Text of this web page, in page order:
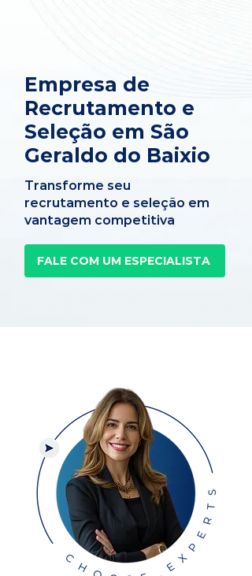
Empresa de
Recrutamento e
Seleção em São
Geraldo do Baixio
Transforme seu
recrutamento e seleção em
vantagem competitiva
FALE COM UM ESPECIALISTA